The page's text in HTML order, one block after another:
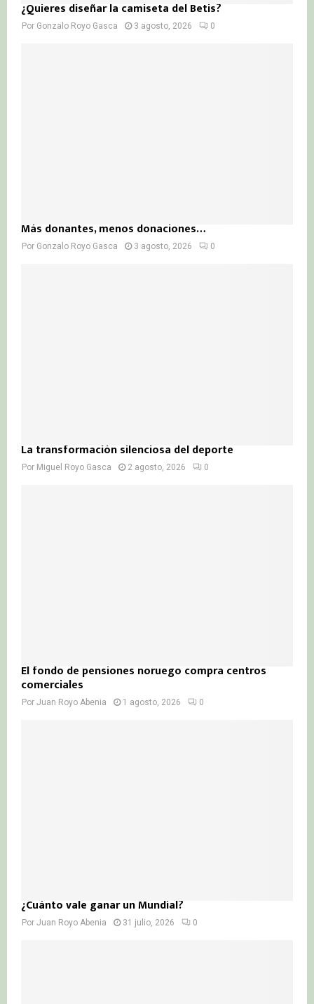
¿Quieres diseñar la camiseta del Betis?
Por Gonzalo Royo Gasca 3 agosto, 2026 0
Más donantes, menos donaciones…
Por Gonzalo Royo Gasca 3 agosto, 2026 0
La transformación silenciosa del deporte
Por Miguel Royo Gasca 2 agosto, 2026 0
El fondo de pensiones noruego compra centros
comerciales
Por Juan Royo Abenia 1 agosto, 2026 0
¿Cuánto vale ganar un Mundial?
Por Juan Royo Abenia 31 julio, 2026 0